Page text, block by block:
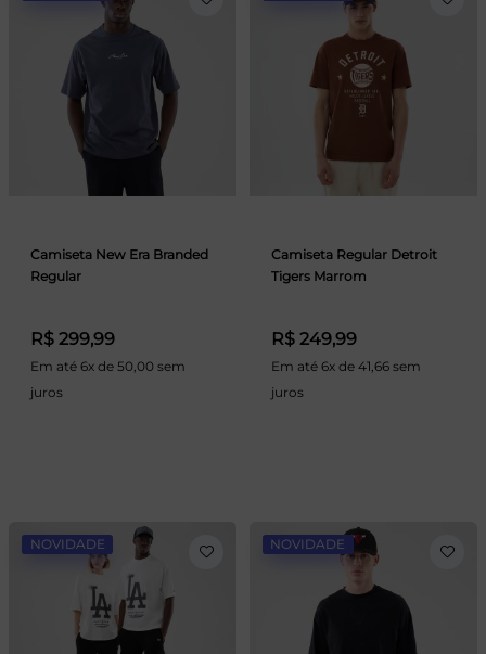
Camiseta New Era Branded
Regular
R$ 299,99
Em até 6x de 50,00 sem
juros
Camiseta Regular Detroit
Tigers Marrom
R$ 249,99
Em até 6x de 41,66 sem
juros
NOVIDADE NOVIDADE